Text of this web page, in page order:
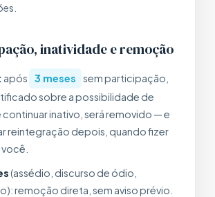
inatividade e remoção
após 3 meses
sem participação,
sobre a possibilidade de
inativo, será removido — e
reintegração depois, quando fizer
(assédio, discurso de ódio,
remoção direta, sem aviso prévio.